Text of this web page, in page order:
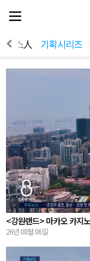
전
체
뉴
열
뉴스人 기획시리즈
<강원랜드> 마카오 카지
26년 08월 06일